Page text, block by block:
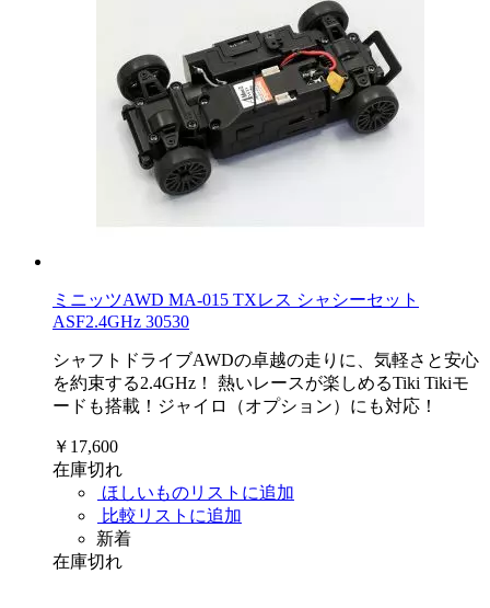
ミニッツAWD MA-015 TXレス シャシーセット
ASF2.4GHz 30530
シャフトドライブAWDの卓越の走りに、気軽さと安心
を約束する2.4GHz！ 熱いレースが楽しめるTiki Tikiモ
ードも搭載！ジャイロ（オプション）にも対応！
￥17,600
在庫切れ
ほしいものリストに追加
比較リストに追加
新着
在庫切れ